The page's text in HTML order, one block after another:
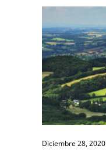
Diciembre 28, 2020